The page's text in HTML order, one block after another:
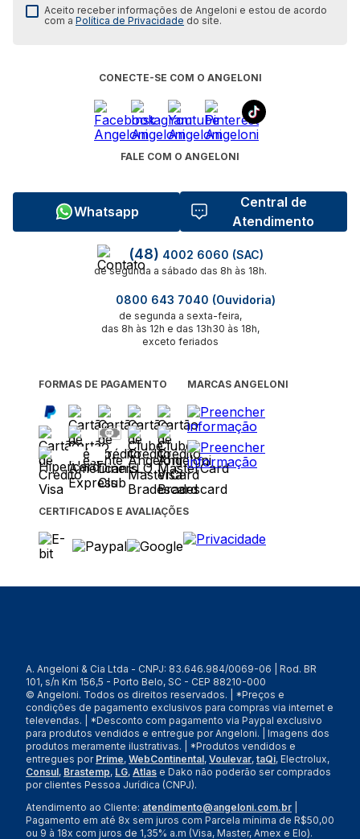
Aceito receber informações de Angeloni e estou de acordo
com aPolítica de Privacidade do site.
CONECTE-SE COM O ANGELONI
FALE COM O ANGELONI
Whatsapp
Central de
Atendimento
(48) 4002 6060 (SAC)
de segunda a sábado das 8h às 18h.
0800 643 7040 (Ouvidoria)
de segunda a sexta-feira,
das 8h às 12h e das 13h30 às 18h,
exceto feriados
FORMAS DE PAGAMENTO MARCAS ANGELONI
CERTIFICADOS E AVALIAÇÕES
A. Angeloni & Cia Ltda - CNPJ: 83.646.984/0069-06 | Rod. BR
101, s/n Km 156,5 - Porto Belo, SC - CEP 88210-000
© Angeloni. Todos os direitos reservados. | *Preços e
condições de pagamento exclusivos para compras via internet e
televendas. | *Desconto com pagamento via Paypal exclusivo
para produtos vendidos e entregue por Angeloni. | Imagens dos
produtos meramente ilustrativas. | *Produtos vendidos e
entregues por Prime, WebContinental, Voulevar, taQi, Electrolux,
Consul, Brastemp, LG, Atlas e Dako não poderão ser comprados
por clientes Pessoa Jurídica (CNPJ).
Atendimento ao Cliente: atendimento@angeloni.com.br
Pagamento em até 8x sem juros com Parcela mínima de R$50,00
ou 9 à 18x com juros de 1,35% a.m (Visa, Master, Amex e Elo).